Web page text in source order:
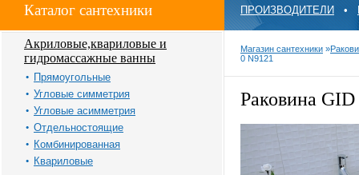
Каталог сантехники ПРОИЗВОДИТЕЛИ •
Акриловые,квариловые и
гидромассажные ванны
Прямоугольные
Угловые симметрия
Угловые асимметрия
Отдельностоящие
Комбинированная
Квариловые
Магазин сантехники »
0 N9121
Раковина GID